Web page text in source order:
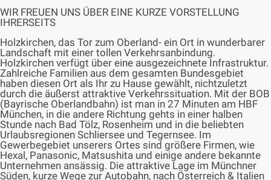
WIR FREUEN UNS ÜBER EINE KURZE VORSTELLUNG
IHRERSEITS
Holzkirchen, das Tor zum Oberland- ein Ort in wunderbarer
Landschaft mit einer tollen Verkehrsanbindung.
Holzkirchen verfügt über eine ausgezeichnete Infrastruktur.
Zahlreiche Familien aus dem gesamten Bundesgebiet
haben diesen Ort als Ihr zu Hause gewählt, nichtzuletzt
durch die äußerst attraktive Verkehrssituation. Mit der BOB
(Bayrische Oberlandbahn) ist man in 27 Minuten am HBF
München, in die andere Richtung gehts in einer halben
Stunde nach Bad Tölz, Rosenheim und in die beliebten
Urlaubsregionen Schliersee und Tegernsee. Im
Gewerbegebiet unserers Ortes sind größere Firmen, wie
Hexal, Panasonic, Matsushita und einige andere bekannte
Unternehmen ansässig. Die attraktive Lage im Münchner
Süden, kurze Wege zur Autobahn, nach Österreich & Italien